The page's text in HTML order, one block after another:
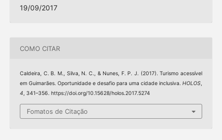
19/09/2017
COMO CITAR
Caldeira, C. B. M., Silva, N. C., & Nunes, F. P. J. (2017). Turismo acessível
em Guimarães. Oportunidade e desafio para uma cidade inclusiva.HOLOS,
4, 341–356. https://doi.org/10.15628/holos.2017.5274
Fomatos de Citação